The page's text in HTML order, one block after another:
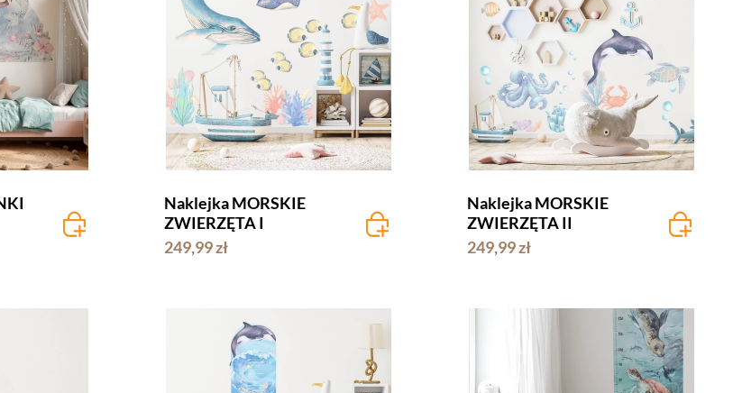
Naklejka MORSKIE
ZWIERZĘTA I
249,99 zł
Naklejka MORSKIE
ZWIERZĘTA II
249,99 zł